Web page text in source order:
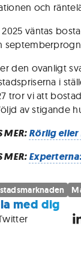
och
2025 väntas
den ovanligt
i
tror vi att
av stigande
MER:Rörlig
MER:
med dig